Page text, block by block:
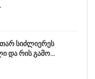
სიძლიერეს
და რის გამო…